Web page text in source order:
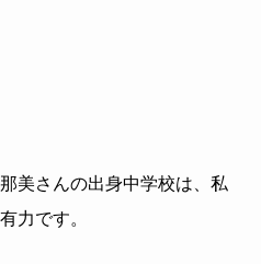
美さんの出身中学校は、私
力です。